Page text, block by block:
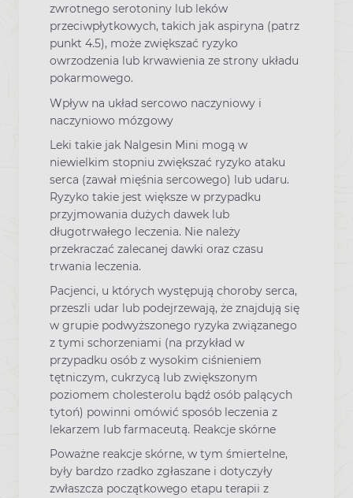
zwrotnego serotoniny lub leków
przeciwpłytkowych, takich jak aspiryna (patrz
punkt 4.5), może zwiększać ryzyko
owrzodzenia lub krwawienia ze strony układu
pokarmowego.
Wpływ na układ sercowo naczyniowy i
naczyniowo mózgowy
Leki takie jak Nalgesin Mini mogą w
niewielkim stopniu zwiększać ryzyko ataku
serca (zawał mięśnia sercowego) lub udaru.
Ryzyko takie jest większe w przypadku
przyjmowania dużych dawek lub
długotrwałego leczenia. Nie należy
przekraczać zalecanej dawki oraz czasu
trwania leczenia.
Pacjenci, u których występują choroby serca,
przeszli udar lub podejrzewają, że znajdują się
w grupie podwyższonego ryzyka związanego
z tymi schorzeniami (na przykład w
przypadku osób z wysokim ciśnieniem
tętniczym, cukrzycą lub zwiększonym
poziomem cholesterolu bądź osób palących
tytoń) powinni omówić sposób leczenia z
lekarzem lub farmaceutą. Reakcje skórne
Poważne reakcje skórne, w tym śmiertelne,
były bardzo rzadko zgłaszane i dotyczyły
zwłaszcza początkowego etapu terapii z